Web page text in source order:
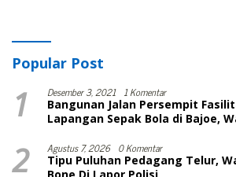
Popular Post
1 Desember 3, 2021 1 Komentar
Bangunan Jalan Persempit
Lapangan Sepak Bola di Bajoe,
2 Agustus 7, 2026 0 Komentar
Tipu Puluhan Pedagang Telur,